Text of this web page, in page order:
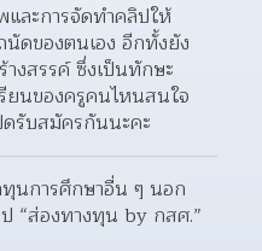
และการจัดทำคลิปให้
นัดของตนเอง อีกทั้งยัง
งสรรค์ ซึ่งเป็นทักษะ
นของครูคนไหนสนใจ
รับสมัครกันนะคะ
นการศึกษาอื่น ๆ นอก
“ส่องทางทุน by กสศ.”